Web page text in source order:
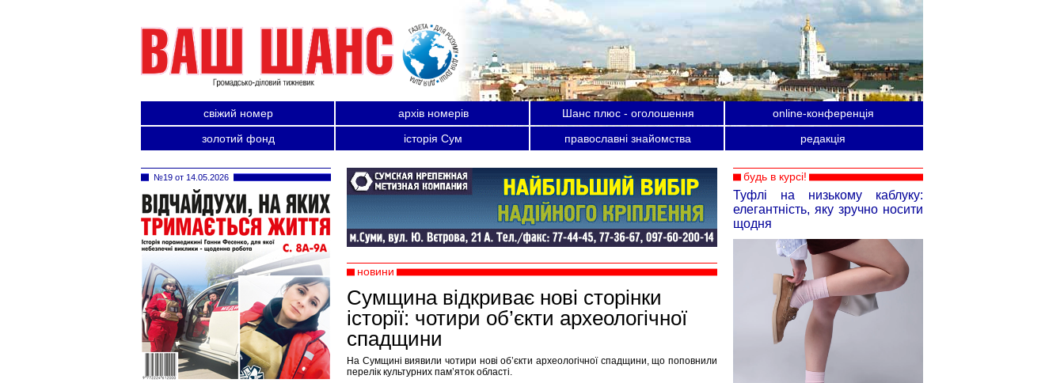
свіжий номер архів номерів Шанс плюс - оголошення
online-конференція
золотий фонд
історія Сум православні знайомства редакція
новини
Сумщина відкриває нові сторінки
історії: чотири об’єкти археологічної
спадщини
На Сумщині виявили чотири нові об’єкти археологічної спадщини, що поповнили
перелік культурних пам’яток області.
будь в курсі!
Туфлі на низькому каблуку:
елегантність, яку зручно носити
щодня
№19 от 14.05.2026